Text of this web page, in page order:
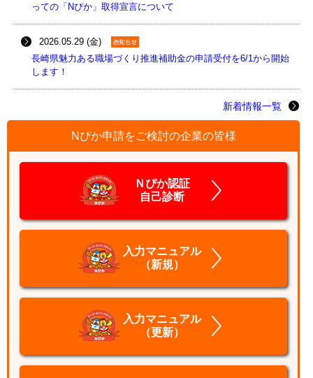
っての「Nぴか」取得宣言について
2026.05.29 (金)
長崎県魅力ある職場づくり推進補助金の申請受付を6/1から開始
します！
新着情報一覧
Nぴか申請をご検討の企業の皆様
Ｎぴか認証
自己診断
入力マニュアル
（新規）
入力マニュアル
（更新）